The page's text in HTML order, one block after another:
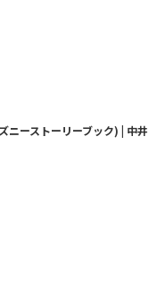
ニーストーリーブック) | 中井